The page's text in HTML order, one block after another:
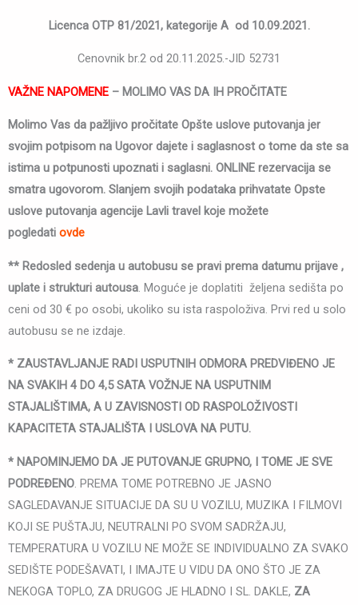
Licenca OTP 81/2021, kategorije A od 10.09.2021.
Cenovnik br.2 od 20.11.2025.-JID 52731
VAŽNE NAPOMENE – MOLIMO VAS DA IH PROČITATE
Molimo Vas da pažljivo pročitate Opšte uslove putovanja jer
svojim potpisom na Ugovor dajete i saglasnost o tome da ste sa
istima u potpunosti upoznati i saglasni. ONLINE rezervacija se
smatra ugovorom. Slanjem svojih podataka prihvatate Opste
uslove putovanja agencije Lavli travel koje možete
pogledati ovde
** Redosled sedenja u autobusu se pravi prema datumu prijave ,
uplate i strukturi autousa. Moguće je doplatiti željena sedišta po
ceni od 30 € po osobi, ukoliko su ista raspoloživa. Prvi red u solo
autobusu se ne izdaje.
* ZAUSTAVLJANJE RADI USPUTNIH ODMORA PREDVIĐENO JE
NA SVAKIH 4 DO 4,5 SATA VOŽNJE NA USPUTNIM
STAJALIŠTIMA, A U ZAVISNOSTI OD RASPOLOŽIVOSTI
KAPACITETA STAJALIŠTA I USLOVA NA PUTU.
* NAPOMINJEMO DA JE PUTOVANJE GRUPNO, I TOME JE SVE
PODREĐENO. PREMA TOME POTREBNO JE JASNO
SAGLEDAVANJE SITUACIJE DA SU U VOZILU, MUZIKA I FILMOVI
KOJI SE PUŠTAJU, NEUTRALNI PO SVOM SADRŽAJU,
TEMPERATURA U VOZILU NE MOŽE SE INDIVIDUALNO ZA SVAKO
SEDIŠTE PODEŠAVATI, I IMAJTE U VIDU DA ONO ŠTO JE ZA
NEKOGA TOPLO, ZA DRUGOG JE HLADNO I SL. DAKLE, ZA